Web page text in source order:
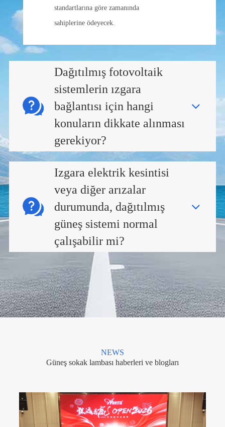
standartlarına göre zamanında
sahiplerine ödeyecek.
Dağıtılmış fotovoltaik
sistemlerin ızgara
bağlantısı için hangi
konuların dikkate alınması
gerekiyor?
Izgara elektrik kesintisi
veya diğer arızalar
durumunda, dağıtılmış
güneş sistemi normal
çalışabilir mi?
NEWS
Güneş sokak lambası haberleri ve blogları